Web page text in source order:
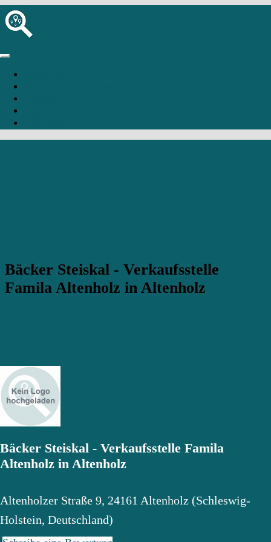
Bäcker Steiskal - Verkaufsstelle
Famila Altenholz in Altenholz
Bäcker Steiskal - Verkaufsstelle Famila
Altenholz in Altenholz
Altenholzer Straße 9, 24161 Altenholz (Schleswig-
Holstein, Deutschland)